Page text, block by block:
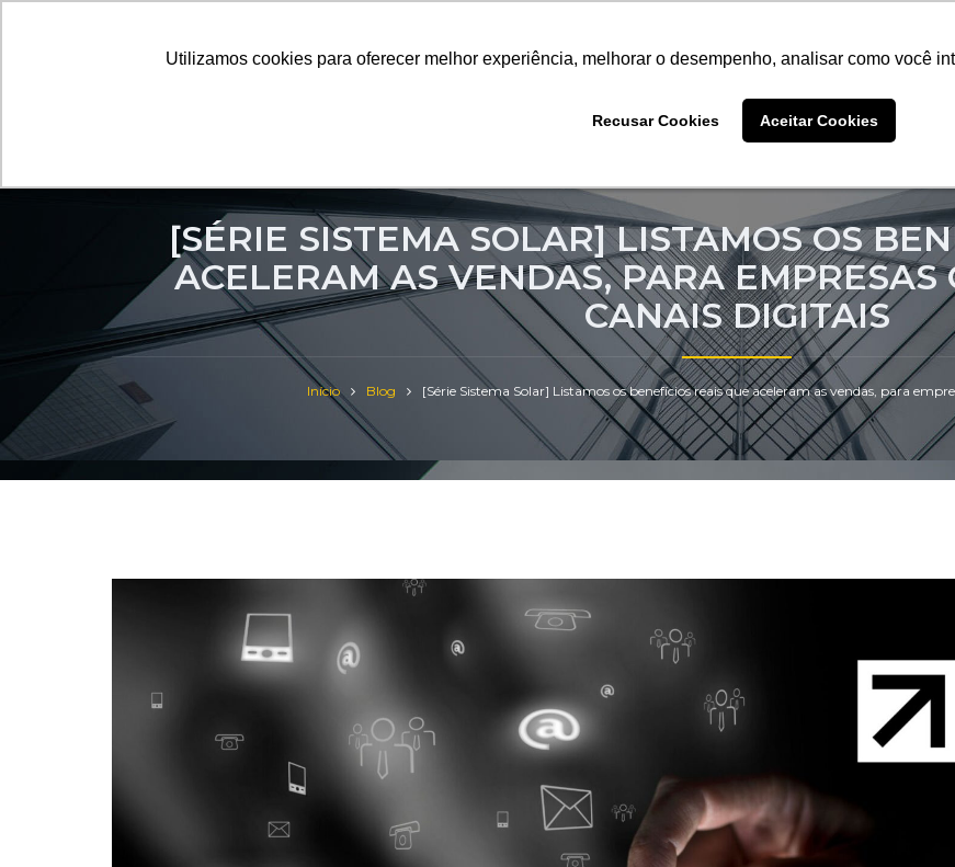
Utilizamos cookies para oferecer melhor experiência, melhorar o desempenho, analisar como você
Recusar Cookies Aceitar Cookies
Utilizamos cookies para oferecer melhor experiência, melhorar o desempenho, analisar como você
Recusar Cookies Aceitar Cookies
Utilizamos cookies para oferecer melhor experiência, melhorar o desempenho, analisar como você
Recusar Cookies Aceitar Cookies
[SÉRIE SISTEMA SOLAR] LISTAMOS OS
ACELERAM AS VENDAS, PARA
CANAIS DIGITAIS
Início Blog [Série Sistema Solar] Listamos os benefícios reais que aceleram as vendas, para